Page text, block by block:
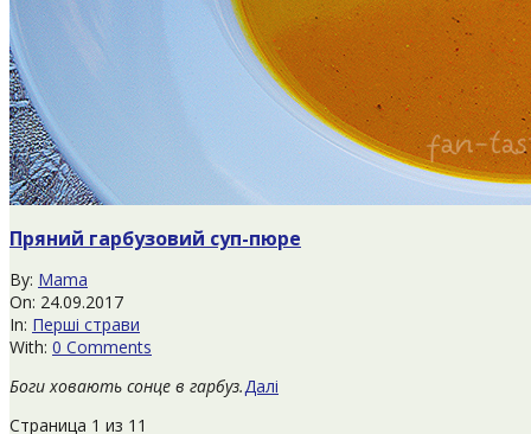
Пряний гарбузовий суп-пюре
2017-
09-
24
By: Mama
On: 24.09.2017
In: Перші страви
With: 0 Comments
Боги ховають сонце в гарбуз.Далі
Страница 1 из 1 1